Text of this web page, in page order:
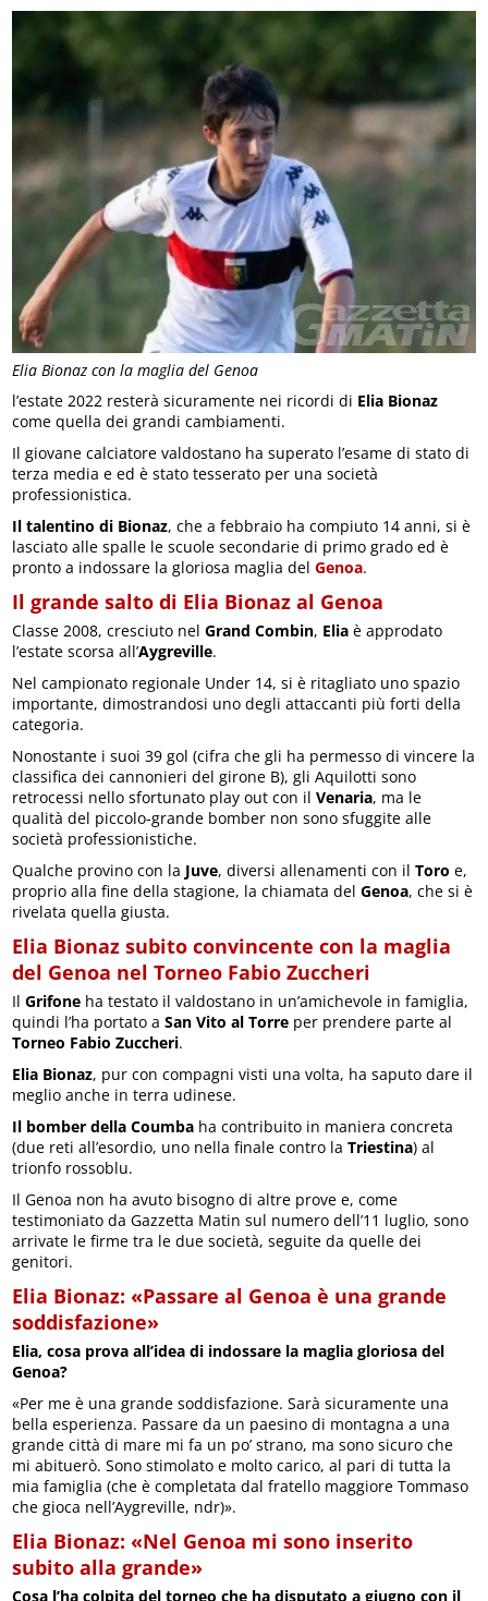
Elia Bionaz con la maglia del Genoa
l’estate 2022 resterà sicuramente nei ricordi di Elia Bionaz
come quella dei grandi cambiamenti.
Il giovane calciatore valdostano ha superato l’esame di stato di
terza media e ed è stato tesserato per una società
professionistica.
Il talentino di Bionaz, che a febbraio ha compiuto 14 anni, si è
lasciato alle spalle le scuole secondarie di primo grado ed è
pronto a indossare la gloriosa maglia delGenoa.
Il grande salto di Elia Bionaz al Genoa
Classe 2008, cresciuto nelGrand Combin, Elia è approdato
l’estate scorsa all’Aygreville.
Nel campionato regionale Under 14, si è ritagliato uno spazio
importante, dimostrandosi uno degli attaccanti più forti della
categoria.
Nonostante i suoi 39 gol (cifra che gli ha permesso di vincere la
classifica dei cannonieri del girone B), gli Aquilotti sono
retrocessi nello sfortunato play out con ilVenaria, ma le
qualità del piccolo-grande bomber non sono sfuggite alle
società professionistiche.
Qualche provino con la Juve, diversi allenamenti con ilToro e,
proprio alla fine della stagione, la chiamata delGenoa, che si è
rivelata quella giusta.
Elia Bionaz subito convincente con la maglia
del Genoa nel Torneo Fabio Zuccheri
IlGrifone ha testato il valdostano in un’amichevole in famiglia,
quindi l’ha portato aSan Vito al Torre per prendere parte al
Torneo Fabio Zuccheri.
Elia Bionaz, pur con compagni visti una volta, ha saputo dare il
meglio anche in terra udinese.
Il bomber della Coumba ha contribuito in maniera concreta
(due reti all’esordio, uno nella finale contro laTriestina) al
trionfo rossoblu.
Il Genoa non ha avuto bisogno di altre prove e, come
testimoniato da Gazzetta Matin sul numero dell’11 luglio, sono
arrivate le firme tra le due società, seguite da quelle dei
genitori.
Elia Bionaz: «Passare al Genoa è una grande
soddisfazione»
Elia, cosa prova all’idea di indossare la maglia gloriosa del
Genoa?
«Per me è una grande soddisfazione. Sarà sicuramente una
bella esperienza. Passare da un paesino di montagna a una
grande città di mare mi fa un po’ strano, ma sono sicuro che
mi abituerò. Sono stimolato e molto carico, al pari di tutta la
mia famiglia (che è completata dal fratello maggiore Tommaso
che gioca nell’Aygreville, ndr)».
Elia Bionaz: «Nel Genoa mi sono inserito
subito alla grande»
Cosa l’ha colpita del torneo che ha disputato a giugno con il